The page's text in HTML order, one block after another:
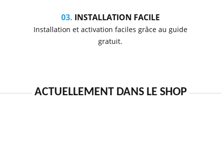
03. INSTALLATION FACILE
Installation et activation faciles grâce au guide
gratuit.
ACTUELLEMENT DANS LE SHOP